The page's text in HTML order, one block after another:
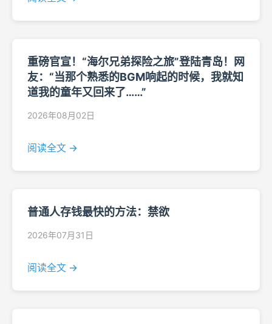
重磅官宣！“海尔兄弟探险之旅”登陆青岛！网
友：“当那个熟悉的BGM响起的时候，我就知
道我的童年又回来了……”
2026年08月02日
阅读全文 →
普通人存钱最快的方法：禁欲
2026年07月31日
阅读全文 →